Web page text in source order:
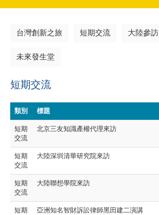
台灣創新之旅 短期交流 大陸參訪
未來發生堂
短期交流
類別 標題
短期
交流
北京三友知識產權代理來訪
短期
交流
大陸深圳清華研究院來訪
短期
交流
大陸聯想學院來訪
短期
亞洲知名智財訴訟律師黑田建二演講